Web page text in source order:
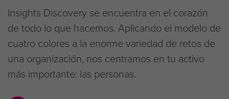
Insights Discovery se encuentra en el corazón
de todo lo que hacemos. Aplicando el modelo de
cuatro colores a la enorme variedad de retos de
una organización, nos centramos en tu activo
más importante: las personas.